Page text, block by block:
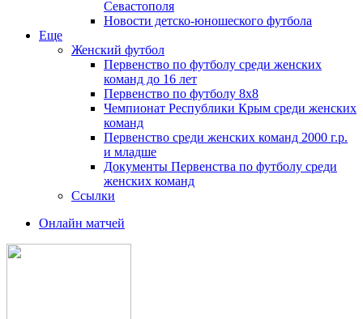
Севастополя
Новости детско-юношеского футбола
Еще
Женский футбол
Первенство по футболу среди женских
команд до 16 лет
Первенство по футболу 8х8
Чемпионат Республики Крым среди женских
команд
Первенство среди женских команд 2000 г.р.
и младше
Документы Первенства по футболу среди
женских команд
Ссылки
Онлайн матчей